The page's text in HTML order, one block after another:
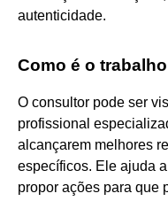
autenticidade.
Como é o
O consultor pode ser
profissional
alcançarem melhores
específicos. Ele ajuda
propor ações para que